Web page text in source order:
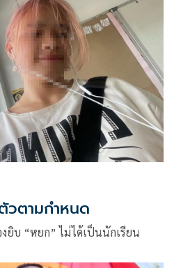
วตามกำหนด
บ “หยก” ไม่ได้เป็นนักเรียน